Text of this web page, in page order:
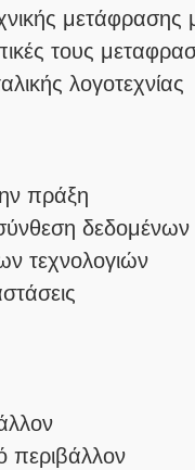
μετάφρασης
τους
λογοτεχνίας
πράξη
τεχνολογιών
περιβάλλον